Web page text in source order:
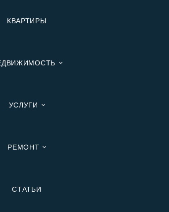
КВАРТИРЫ
УСЛУГИ
РЕМОНТ
СТАТЬИ